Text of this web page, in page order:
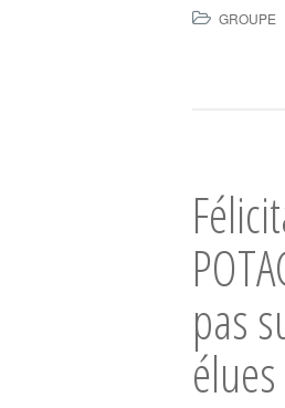
GROUPE
pas
élues